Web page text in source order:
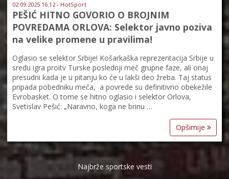
02.09.2025 16:12 - HotSport
PEŠIĆ HITNO GOVORIO O BROJNIM
POVREDAMA ORLOVA: Selektor javno poziva
na velike promene u pravilima!
Oglasio se selektor Srbije! Košarkaška reprezentacija Srbije u
sredu igra proitv Turske poslednji meč grupne faze, ali onaj
presudni kada je u pitanju ko će u lakši deo žreba. Taj status
pripada pobedniku meča, a povrede su definitivno obekežile
Evrobasket. O tome se hitno oglasio i selektor Orlova,
Svetislav Pešić: „Naravno, koga ne brinu …
Opširnije
Najbrže sportske vesti